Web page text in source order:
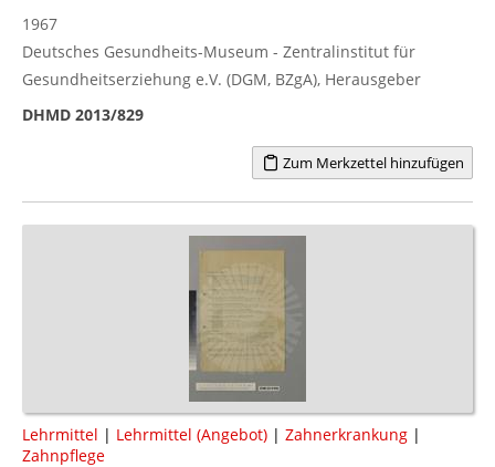
1967
Deutsches Gesundheits-Museum - Zentralinstitut für
Gesundheitserziehung e.V. (DGM, BZgA), Herausgeber
DHMD 2013/829
Zum Merkzettel hinzufügen
Lehrmittel | Lehrmittel (Angebot) | Zahnerkrankung |
Zahnpflege